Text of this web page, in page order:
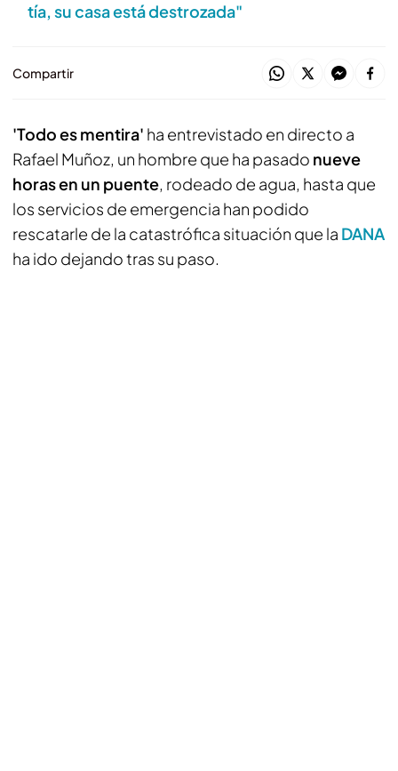
tía, su casa está destrozada"
Compartir
'Todo es mentira' ha entrevistado en directo a
Rafael Muñoz, un hombre que ha pasado nueve
horas en un puente, rodeado de agua, hasta que
los servicios de emergencia han podido
rescatarle de la catastrófica situación que la DANA
ha ido dejando tras su paso.